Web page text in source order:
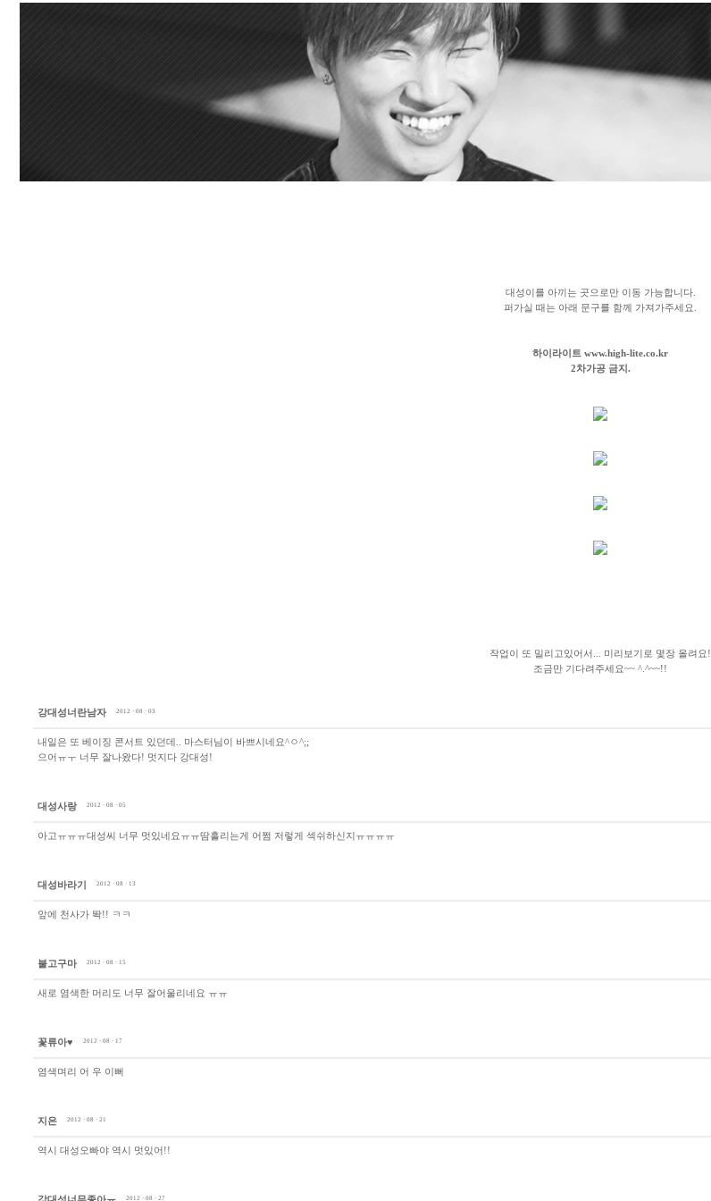
대성이를 아끼는 곳으로만 이동 가능합니다.
퍼가실 때는 아래 문구를 함께 가져가주세요.
하이라이트 www.high-lite.co.kr
2차가공 금지.
작업이 또 밀리고있어서... 미리보기로 몇장 올려요!
조금만 기다려주세요~~ ^.^~~!!
강대성너란남자 2012 · 08 · 03
내일은 또 베이징 콘서트 있던데.. 마스터님이 바쁘시네요^ㅇ^;;
으어ㅠㅜ 너무 잘나왔다! 멋지다 강대성!
대성사랑 2012 · 08 · 05
아고ㅠㅠㅠ대성씨 너무 멋있네요ㅠㅠ땀흘리는게 어쩜 저렇게 섹쉬하신지ㅠㅠㅠㅠ
대성바라기 2012 · 08 · 13
앞에 천사가 똭!! ㅋㅋ
불고구마 2012 · 08 · 15
새로 염색한 머리도 너무 잘어울리네요 ㅠㅠ
꽃류아♥ 2012 · 08 · 17
염색며리 어 우 이뻐
지은 2012 · 08 · 21
역시 대성오빠야 역시 멋있어!!
2012 · 08 · 27